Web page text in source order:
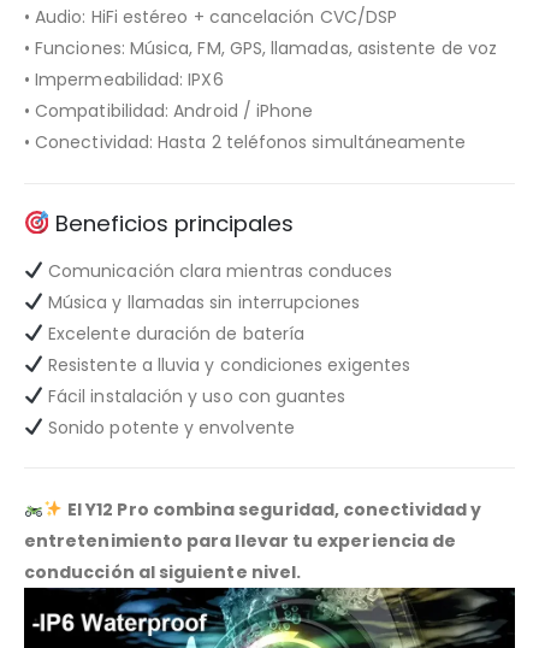
• Audio: HiFi estéreo + cancelación CVC/DSP
• Funciones: Música, FM, GPS, llamadas, asistente de voz
• Impermeabilidad: IPX6
• Compatibilidad: Android / iPhone
• Conectividad: Hasta 2 teléfonos simultáneamente
Beneficios principales
Comunicación clara mientras conduces
Música y llamadas sin interrupciones
Excelente duración de batería
Resistente a lluvia y condiciones exigentes
Fácil instalación y uso con guantes
Sonido potente y envolvente
El Y12 Pro combina seguridad, conectividad y
entretenimiento para llevar tu experiencia de
conducción al siguiente nivel.